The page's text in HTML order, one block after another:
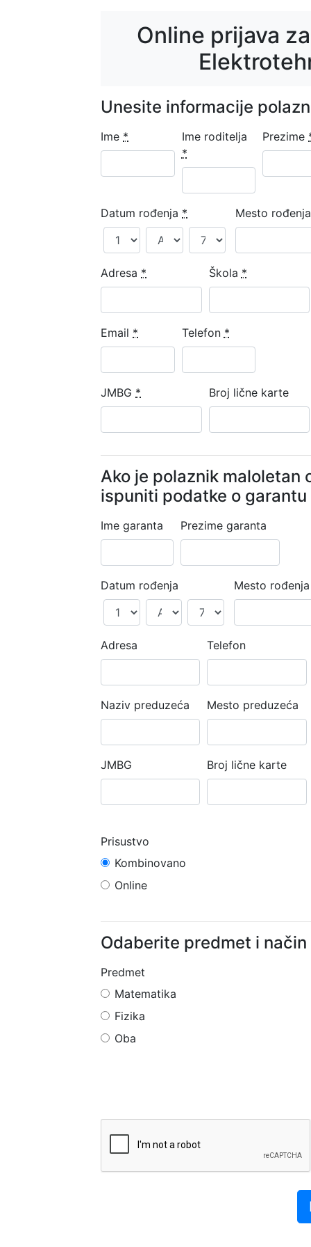
Online prijava
Unesite informacije
Ime *
Ime roditelja
*
Prezime
Datum rođenja * Mesto
Adresa * Škola *
Email * Telefon *
JMBG * Broj lične karte
Ako je polaznik maloletan
ispuniti podatke o
Ime garanta Prezime garanta
Datum rođenja Mesto rođenja
Adresa Telefon
Naziv preduzeća Mesto preduzeća
JMBG Broj lične karte
Prisustvo
Kombinovano
Online
Odaberite predmet i
Predmet
Matematika
Fizika
Oba